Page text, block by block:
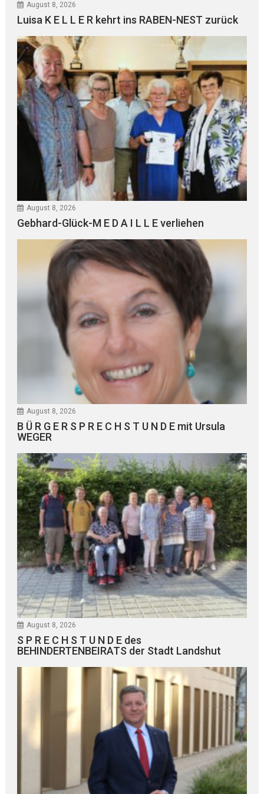
August 8, 2026
Luisa K E L L E R kehrt ins RABEN-NEST zurück
August 8, 2026
Gebhard-Glück-M E D A I L L E verliehen
August 8, 2026
B Ü R G E R S P R E C H S T U N D E mit Ursula
WEGER
August 8, 2026
S P R E C H S T U N D E des
BEHINDERTENBEIRATS der Stadt Landshut